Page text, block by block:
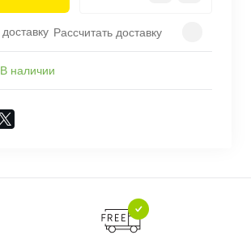
Рассчитать доставку
В наличии